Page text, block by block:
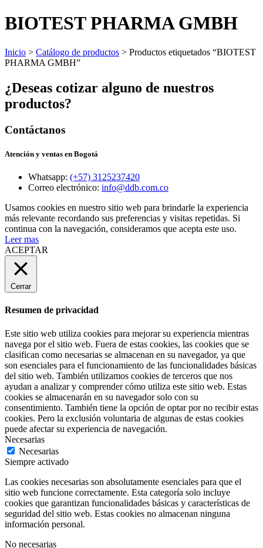
BIOTEST PHARMA GMBH
Inicio > Catálogo de productos > Productos etiquetados “BIOTEST
PHARMA GMBH”
¿Deseas cotizar alguno de nuestros
productos?
Contáctanos
Atención y ventas en Bogotá
Whatsapp: (+57) 3125237420
Correo electrónico: info@ddb.com.co
Usamos cookies en nuestro sitio web para brindarle la experiencia
más relevante recordando sus preferencias y visitas repetidas. Si
continua con la navegación, consideramos que acepta este uso.
Leer mas
ACEPTAR
Cerrar
Resumen de privacidad
Este sitio web utiliza cookies para mejorar su experiencia mientras
navega por el sitio web. Fuera de estas cookies, las cookies que se
clasifican como necesarias se almacenan en su navegador, ya que
son esenciales para el funcionamiento de las funcionalidades básicas
del sitio web. También utilizamos cookies de terceros que nos
ayudan a analizar y comprender cómo utiliza este sitio web. Estas
cookies se almacenarán en su navegador solo con su
consentimiento. También tiene la opción de optar por no recibir estas
cookies. Pero la exclusión voluntaria de algunas de estas cookies
puede afectar su experiencia de navegación.
Necesarias
Necesarias
Siempre activado
Las cookies necesarias son absolutamente esenciales para que el
sitio web funcione correctamente. Esta categoría solo incluye
cookies que garantizan funcionalidades básicas y características de
seguridad del sitio web. Estas cookies no almacenan ninguna
información personal.
No necesarias